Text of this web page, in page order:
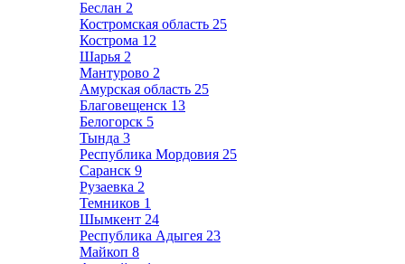
Беслан 2
Костромская область 25
Кострома 12
Шарья 2
Мантурово 2
Амурская область 25
Благовещенск 13
Белогорск 5
Тында 3
Республика Мордовия 25
Саранск 9
Рузаевка 2
Темников 1
Шымкент 24
Республика Адыгея 23
Майкоп 8